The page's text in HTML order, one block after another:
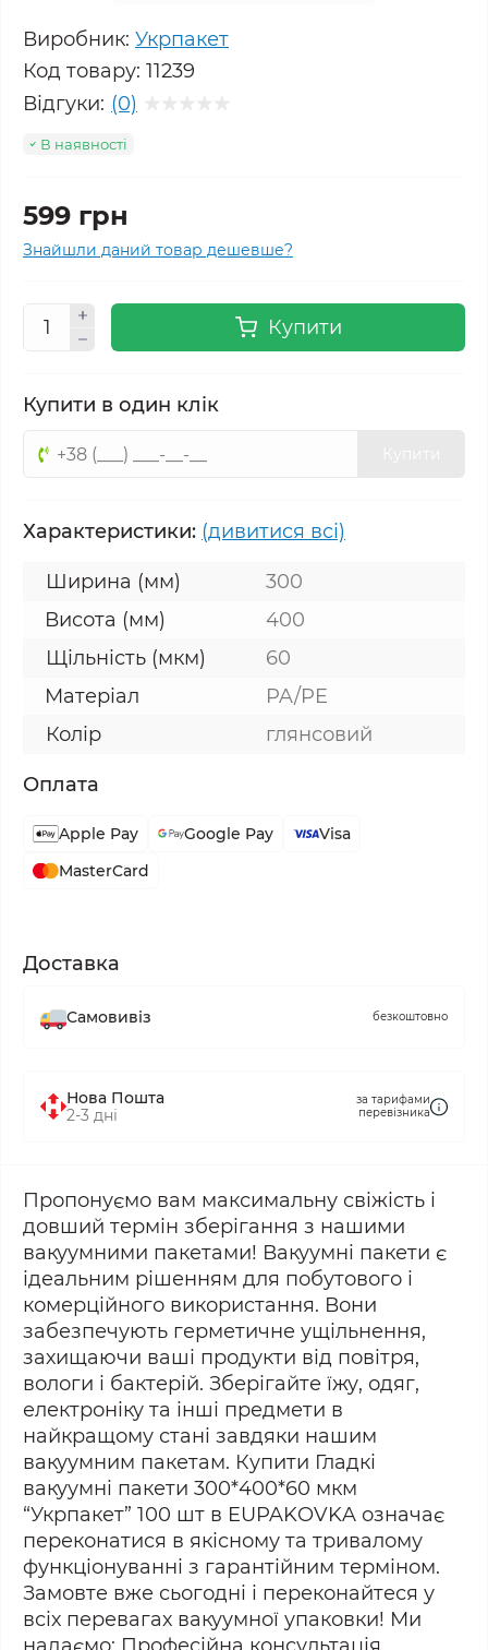
Виробник: Укрпакет
Код товару: 11239
Відгуки: (0)
В наявності
599 грн
Знайшли даний товар дешевше?
Купити
Купити в один клік
Характеристики: (дивитися всі)
Ширина (мм)
300
Висота (мм)
400
Щільність (мкм)
60
Матеріал
PA/PE
Колір
глянсовий
Оплата
Apple Pay Google Pay
Visa
MasterCard
Доставка
Самовивіз безкоштовно
Нова Пошта
2-3 дні
за тарифами
перевізника
Пропонуємо вам максимальну свіжість і
довший термін зберігання з нашими
вакуумними пакетами! Вакуумні пакети є
ідеальним рішенням для побутового і
комерційного використання. Вони
забезпечують герметичне ущільнення,
захищаючи ваші продукти від повітря,
вологи і бактерій. Зберігайте їжу, одяг,
електроніку та інші предмети в
найкращому стані завдяки нашим
вакуумним пакетам. Купити Гладкі
вакуумні пакети 300*400*60 мкм
“Укрпакет” 100 шт в EUPAKOVKA означає
переконатися в якісному та тривалому
функціонуванні з гарантійним терміном.
Замовте вже сьогодні і переконайтеся у
всіх перевагах вакуумної упаковки! Ми